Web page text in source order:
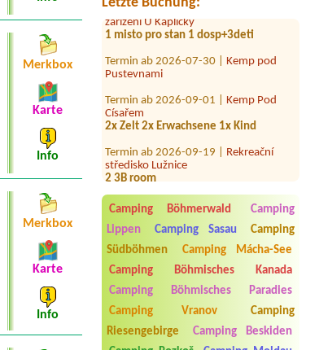
zařízení U Kapličky
1 misto pro stan 1 dosp+3deti
Pustevnami
Císařem
2x Zelt 2x Erwachsene 1x Kind
středisko Lužnice
2 3B room
údolí
2L chatka, 2 osoby, lůžkoviny
Termin ab 2026-08-13 |
Camp Horní
Lipka
1 malý stan, 1 osoba, 1 auto
Termin ab 2026-07-19 |Kemp
DACHOVA
Termin ab 2026-07-30 |Kemp a
Camping Böhmerwald
Camping
Lippen
Camping Sasau
Camping
Südböhmen
Camping Mácha-See
Camping Böhmisches Kanada
Camping Böhmisches Paradies
Camping Vranov
Camping
Riesengebirge
Camping Beskiden
Merkbox
Karte
Info
Merkbox
Karte
Info